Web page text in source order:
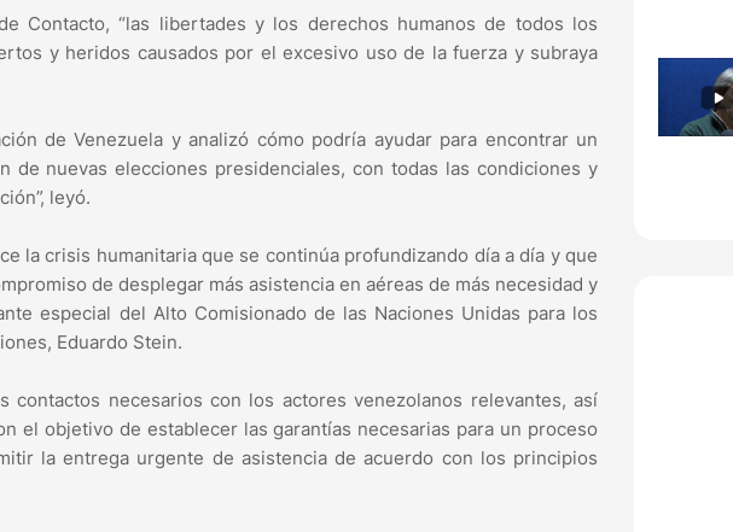
Contacto, “las libertades y los derechos humanos de todos los
y heridos causados por el excesivo uso de la fuerza y subraya
de Venezuela y analizó cómo podría ayudar para encontrar un
de nuevas elecciones presidenciales, con todas las condiciones y
leyó.
la crisis humanitaria que se continúa profundizando día a día y que
de desplegar más asistencia en aéreas de más necesidad y
especial del Alto Comisionado de las Naciones Unidas para los
Eduardo Stein.
contactos necesarios con los actores venezolanos relevantes, así
el objetivo de establecer las garantías necesarias para un proceso
la entrega urgente de asistencia de acuerdo con los principios